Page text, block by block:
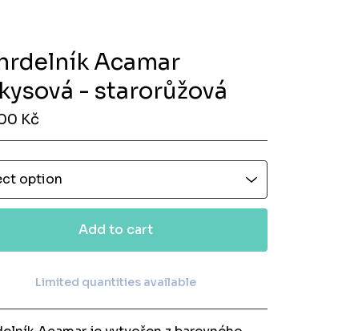
Acamar
- starorůžová
Kč
Add to cart
View cart
Limited quantities available